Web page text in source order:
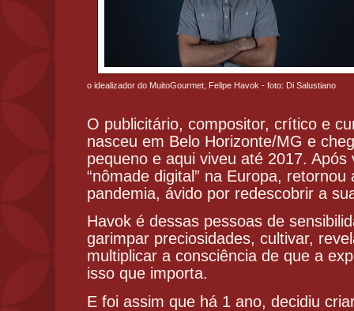
o idealizador do MuitoGourmet, Felipe Havok - foto: Di Salustiano
O publicitário, compositor, crítico e
nasceu em Belo Horizonte/MG e
pequeno e aqui viveu até 2017.
“nômade digital” na Europa,
pandemia, ávido por redescobrir a
Havok é dessas pessoas de
garimpar preciosidades, cultivar,
multiplicar a consciência de que a
isso que importa.
E foi assim que há 1 ano, decidiu